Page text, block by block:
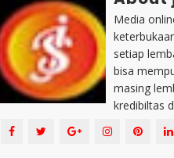
Media
setiap
bisa
masing
kredibiltas